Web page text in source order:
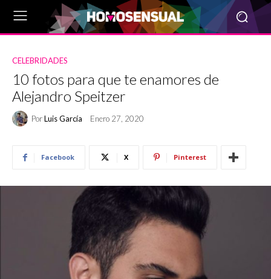
CELEBRIDADES
10 fotos para que te enamores de
Alejandro Speitzer
PorLuis García Enero 27, 2020
Facebook X Pinterest